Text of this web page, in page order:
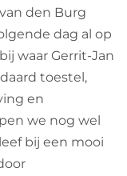
den Burg
dag al op
waar Gerrit-Jan
toestel,
en
we nog wel
bij een mooi